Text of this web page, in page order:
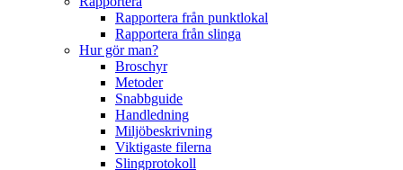
Rapportera från punktlokal
Rapportera från slinga
Hur gör man?
Broschyr
Metoder
Snabbguide
Handledning
Miljöbeskrivning
Viktigaste filerna
Slingprotokoll